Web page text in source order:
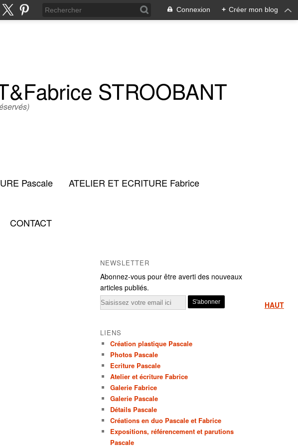
Connexion + Créer mon blog
STROOBANT
Pascale
ATELIER ET ECRITURE Fabrice
CONTACT
HAUT
NEWSLETTER
Abonnez-vous pour être averti des nouveaux
articles publiés.
Email
LIENS
Création plastique Pascale
Photos Pascale
Ecriture Pascale
Atelier et écriture Fabrice
Galerie Fabrice
Galerie Pascale
Détails Pascale
Créations en duo Pascale et Fabrice
Expositions, référencement et parutions
Pascale